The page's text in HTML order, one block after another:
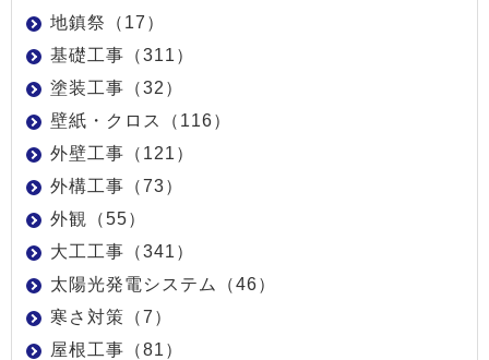
地鎮祭（17）
基礎工事（311）
塗装工事（32）
壁紙・クロス（116）
外壁工事（121）
外構工事（73）
外観（55）
大工工事（341）
太陽光発電システム（46）
寒さ対策（7）
屋根工事（81）